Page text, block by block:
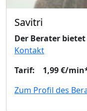
Savitri
Der Berater
Kontakt
Tarif: 1,99 €/
Zum Profil des